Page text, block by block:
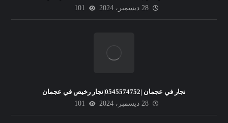
28 ديسمبر، 2024
101
نجار في عجمان |0545574752|نجار رخيص في عجمان
28 ديسمبر، 2024
101